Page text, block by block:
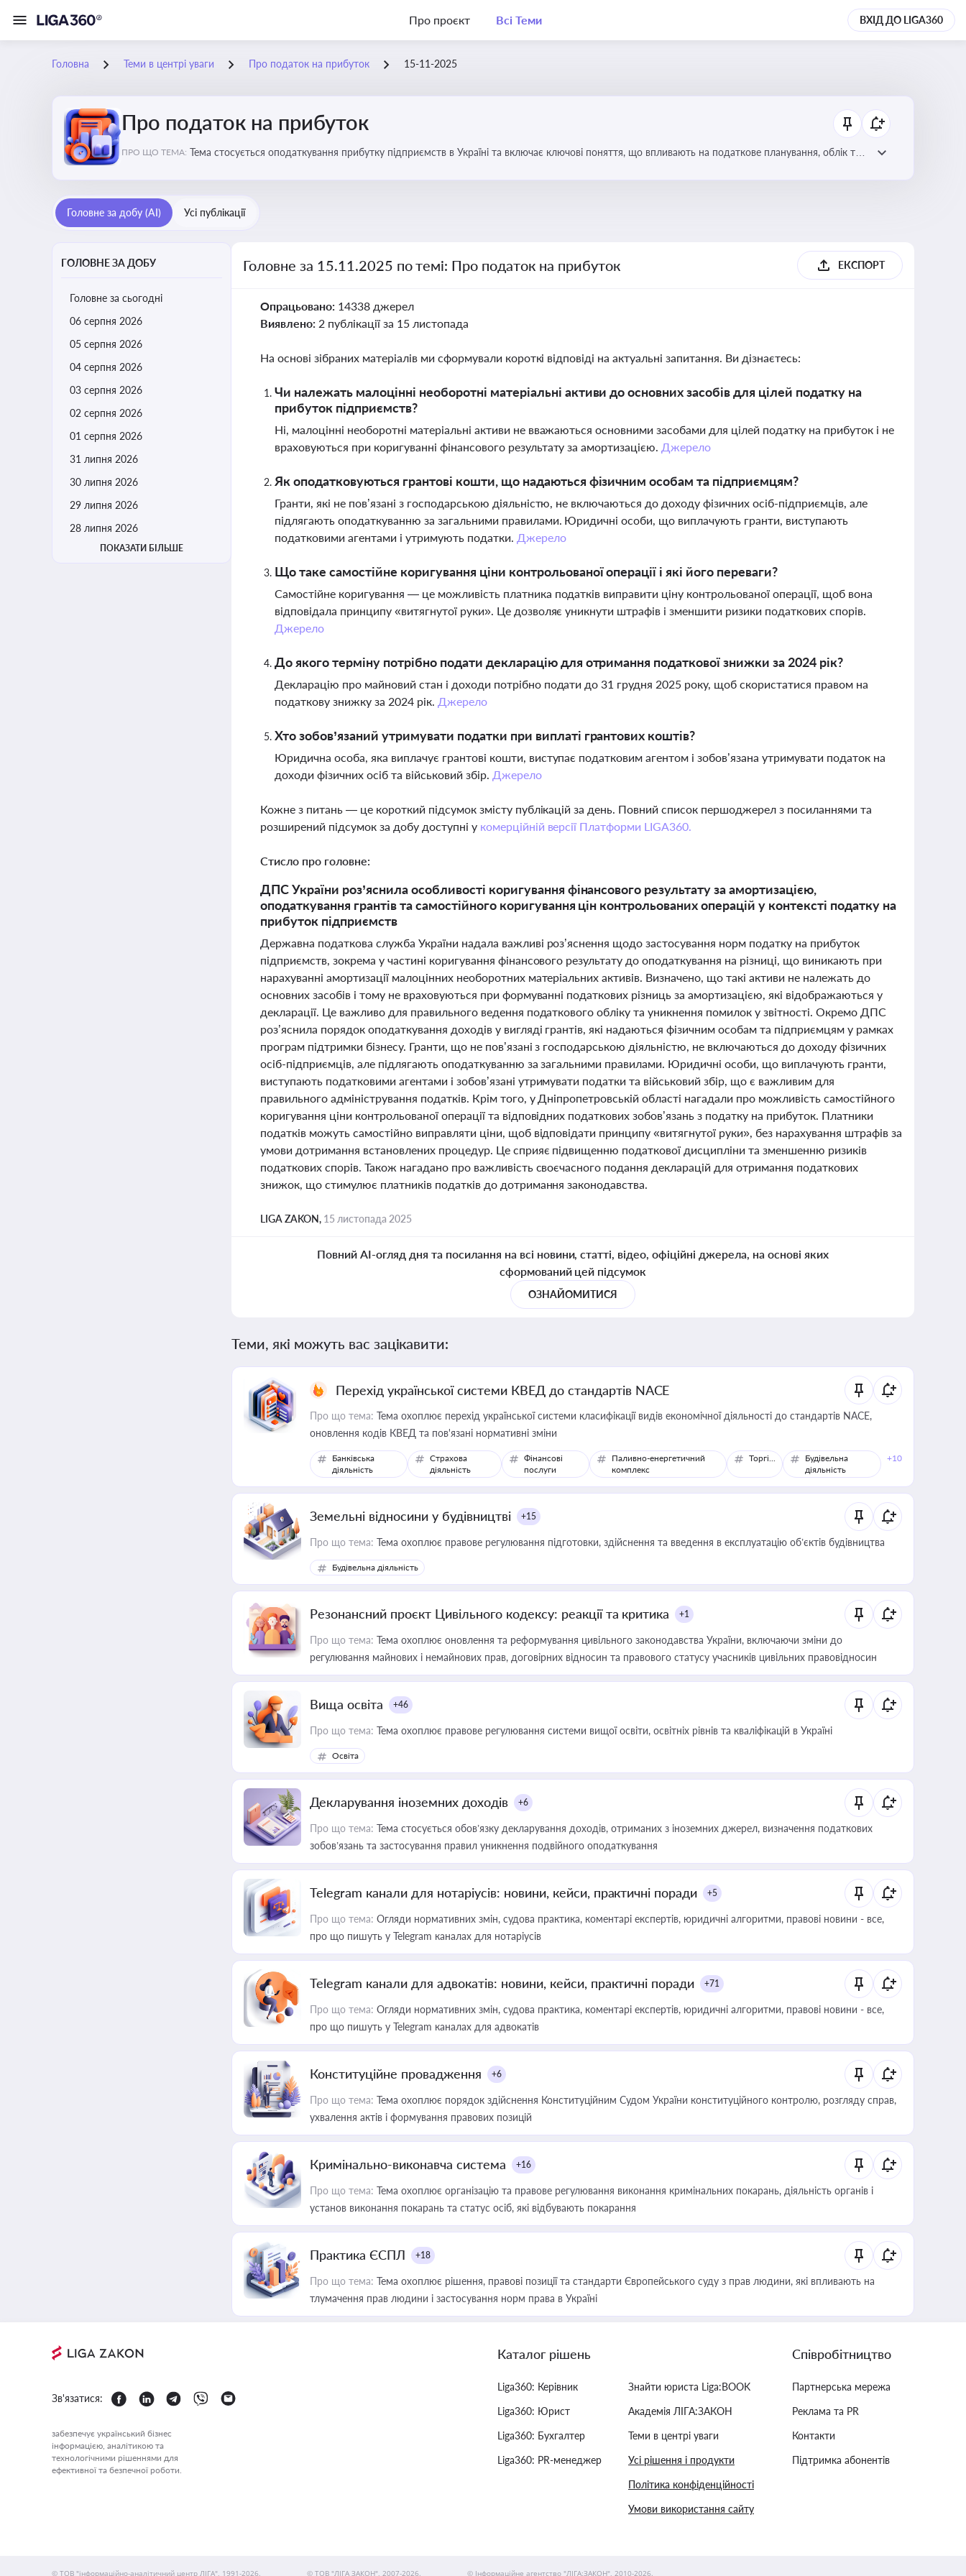
Про проєкт Всі Теми ВХІД ДО LIGA360
Головна Теми в центрі уваги Про податок на прибуток 15-11-2025
Про податок на прибуток
ПРО ЩО ТЕМА: Тема стосується оподаткування прибутку підприємств в Україні та включає ключові поняття, що впливають на податкове планування, облік та
Головне за добу (AI) Усі публікації
ГОЛОВНЕ ЗА ДОБУ
Головне за сьогодні
06 серпня 2026
05 серпня 2026
04 серпня 2026
03 серпня 2026
02 серпня 2026
01 серпня 2026
31 липня 2026
30 липня 2026
29 липня 2026
28 липня 2026
ПОКАЗАТИ БІЛЬШЕ
Головне за 15.11.2025 по темі: Про податок на прибуток ЕКСПОРТ
Опрацьовано: 14338 джерел
Виявлено: 2 публікації за 15 листопада
На основі зібраних матеріалів ми сформували короткі відповіді на актуальні запитання. Ви дізнаєтесь:
Чи належать малоцінні необоротні матеріальні активи до основних засобів для цілей податку на
прибуток підприємств?
Ні, малоцінні необоротні матеріальні активи не вважаються основними засобами для цілей податку на прибуток і не
враховуються при коригуванні фінансового результату за амортизацією. Джерело
Як оподатковуються грантові кошти, що надаються фізичним особам та підприємцям?
Гранти, які не пов’язані з господарською діяльністю, не включаються до доходу фізичних осіб-підприємців, але
підлягають оподаткуванню за загальними правилами. Юридичні особи, що виплачують гранти, виступають
податковими агентами і утримують податки. Джерело
Що таке самостійне коригування ціни контрольованої операції і які його переваги?
Самостійне коригування — це можливість платника податків виправити ціну контрольованої операції, щоб вона
відповідала принципу «витягнутої руки». Це дозволяє уникнути штрафів і зменшити ризики податкових спорів.
Джерело
До якого терміну потрібно подати декларацію для отримання податкової знижки за 2024 рік?
Декларацію про майновий стан і доходи потрібно подати до 31 грудня 2025 року, щоб скористатися правом на
податкову знижку за 2024 рік. Джерело
Хто зобов’язаний утримувати податки при виплаті грантових коштів?
Юридична особа, яка виплачує грантові кошти, виступає податковим агентом і зобов’язана утримувати податок на
доходи фізичних осіб та військовий збір. Джерело
Кожне з питань — це короткий підсумок змісту публікацій за день. Повний список першоджерел з посиланнями та
розширений підсумок за добу доступні у комерційній версії Платформи LIGA360.
Стисло про головне:
ДПС України роз’яснила особливості коригування фінансового результату за амортизацією,
оподаткування грантів та самостійного коригування цін контрольованих операцій у контексті податку на
прибуток підприємств
Державна податкова служба України надала важливі роз’яснення щодо застосування норм податку на прибуток
підприємств, зокрема у частині коригування фінансового результату до оподаткування на різниці, що виникають при
нарахуванні амортизації малоцінних необоротних матеріальних активів. Визначено, що такі активи не належать до
основних засобів і тому не враховуються при формуванні податкових різниць за амортизацією, які відображаються у
декларації. Це важливо для правильного ведення податкового обліку та уникнення помилок у звітності. Окремо ДПС
роз’яснила порядок оподаткування доходів у вигляді грантів, які надаються фізичним особам та підприємцям у рамках
програм підтримки бізнесу. Гранти, що не пов’язані з господарською діяльністю, не включаються до доходу фізичних
осіб-підприємців, але підлягають оподаткуванню за загальними правилами. Юридичні особи, що виплачують гранти,
виступають податковими агентами і зобов’язані утримувати податки та військовий збір, що є важливим для
правильного адміністрування податків. Крім того, у Дніпропетровській області нагадали про можливість самостійного
коригування ціни контрольованої операції та відповідних податкових зобов’язань з податку на прибуток. Платники
податків можуть самостійно виправляти ціни, щоб відповідати принципу «витягнутої руки», без нарахування штрафів за
умови дотримання встановлених процедур. Це сприяє підвищенню податкової дисципліни та зменшенню ризиків
податкових спорів. Також нагадано про важливість своєчасного подання декларацій для отримання податкових
знижок, що стимулює платників податків до дотримання законодавства.
LIGA ZAKON, 15 листопада 2025
Повний AI-огляд дня та посилання на всі новини, статті, відео, офіційні джерела, на основі яких
сформований цей підсумок
ОЗНАЙОМИТИСЯ
Теми, які можуть вас зацікавити:
Перехід української системи КВЕД до стандартів NACE
Про що тема: Тема охоплює перехід української системи класифікації видів економічної діяльності до стандартів NACE,
оновлення кодів КВЕД та пов'язані нормативні зміни
Банківська
діяльність
Страхова
діяльність
Фінансові
послуги
Паливно-енергетичний
комплекс
Торгівля
Будівельна
діяльність
+10
Земельні відносини у будівництві +15
Про що тема: Тема охоплює правове регулювання підготовки, здійснення та введення в експлуатацію об’єктів будівництва
Будівельна діяльність
Резонансний проєкт Цивільного кодексу: реакції та критика +1
Про що тема: Тема охоплює оновлення та реформування цивільного законодавства України, включаючи зміни до
регулювання майнових і немайнових прав, договірних відносин та правового статусу учасників цивільних правовідносин
Вища освіта +46
Про що тема: Тема охоплює правове регулювання системи вищої освіти, освітніх рівнів та кваліфікацій в Україні
Освіта
Декларування іноземних доходів +6
Про що тема: Тема стосується обов’язку декларування доходів, отриманих з іноземних джерел, визначення податкових
зобов’язань та застосування правил уникнення подвійного оподаткування
Telegram канали для нотаріусів: новини, кейси, практичні поради +5
Про що тема: Огляди нормативних змін, судова практика, коментарі експертів, юридичні алгоритми, правові новини - все,
про що пишуть у Telegram каналах для нотаріусів
Telegram канали для адвокатів: новини, кейси, практичні поради +71
Про що тема: Огляди нормативних змін, судова практика, коментарі експертів, юридичні алгоритми, правові новини - все,
про що пишуть у Telegram каналах для адвокатів
Конституційне провадження +6
Про що тема: Тема охоплює порядок здійснення Конституційним Судом України конституційного контролю, розгляду справ,
ухвалення актів і формування правових позицій
Кримінально-виконавча система +16
Про що тема: Тема охоплює організацію та правове регулювання виконання кримінальних покарань, діяльність органів і
установ виконання покарань та статус осіб, які відбувають покарання
Практика ЄСПЛ +18
Про що тема: Тема охоплює рішення, правові позиції та стандарти Європейського суду з прав людини, які впливають на
тлумачення прав людини і застосування норм права в Україні
Зв'язатися:
забезпечує український бізнес
інформацією, аналітикою та
технологічними рішеннями для
ефективної та безпечної роботи.
Каталог рішень
Liga360: Керівник
Liga360: Юрист
Liga360: Бухгалтер
Liga360: PR-менеджер
Знайти юриста Liga:BOOK
Академія ЛІГА:ЗАКОН
Теми в центрі уваги
Усі рішення і продукти
Політика конфіденційності
Умови використання сайту
Співробітництво
Партнерська мережа
Реклама та PR
Контакти
Підтримка абонентів
© ТОВ "інформаційно-аналітичний центр ЛІГА", 1991-2026. © ТОВ "ЛІГА ЗАКОН", 2007-2026. © Інформаційне агентство "ЛІГА:ЗАКОН", 2010-2026.